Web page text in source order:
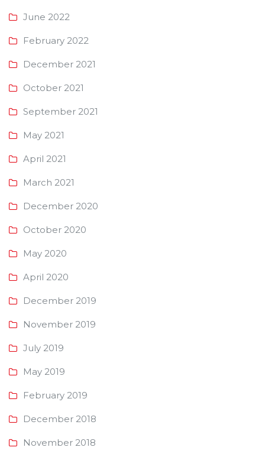
June 2022
February 2022
December 2021
October 2021
September 2021
May 2021
April 2021
March 2021
December 2020
October 2020
May 2020
April 2020
December 2019
November 2019
July 2019
May 2019
February 2019
December 2018
November 2018